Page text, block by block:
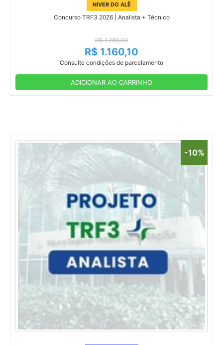
NIVER DO ALÊ
Concurso TRF3 2026 | Analista + Técnico
R$ 1.289,00
R$ 1.160,10
Consulte condições de parcelamento
ADICIONAR AO CARRINHO
-10%